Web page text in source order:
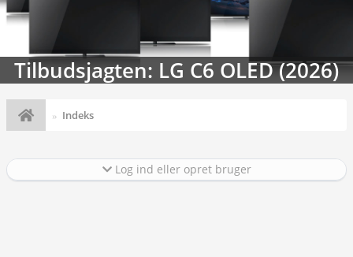
(2026) Streaming-kalenderen:
Indeks
Log ind eller opret bruger